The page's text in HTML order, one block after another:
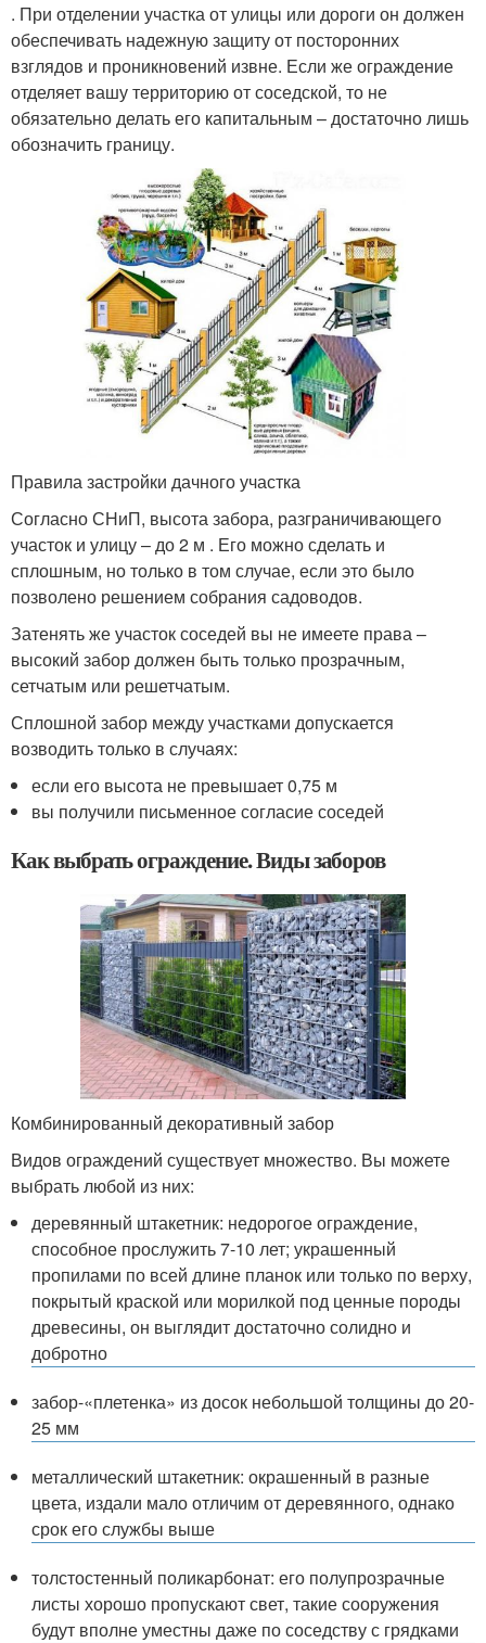
. При отделении участка от улицы или дороги он должен
обеспечивать надежную защиту от посторонних
взглядов и проникновений извне. Если же ограждение
отделяет вашу территорию от соседской, то не
обязательно делать его капитальным – достаточно лишь
обозначить границу.
Правила застройки дачного участка
Согласно СНиП, высота забора, разграничивающего
участок и улицу – до 2 м . Его можно сделать и
сплошным, но только в том случае, если это было
позволено решением собрания садоводов.
Затенять же участок соседей вы не имеете права –
высокий забор должен быть только прозрачным,
сетчатым или решетчатым.
Сплошной забор между участками допускается
возводить только в случаях:
если его высота не превышает 0,75 м
вы получили письменное согласие соседей
Как выбрать ограждение. Виды заборов
Комбинированный декоративный забор
Видов ограждений существует множество. Вы можете
выбрать любой из них:
деревянный штакетник: недорогое ограждение,
способное прослужить 7-10 лет; украшенный
пропилами по всей длине планок или только по верху,
покрытый краской или морилкой под ценные породы
древесины, он выглядит достаточно солидно и
добротно
забор-«плетенка» из досок небольшой толщины до 20-
25 мм
металлический штакетник: окрашенный в разные
цвета, издали мало отличим от деревянного, однако
срок его службы выше
толстостенный поликарбонат: его полупрозрачные
листы хорошо пропускают свет, такие сооружения
будут вполне уместны даже по соседству с грядками